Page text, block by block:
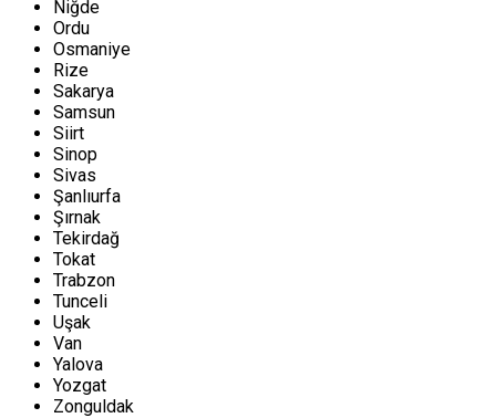
Niğde
Ordu
Osmaniye
Rize
Sakarya
Samsun
Siirt
Sinop
Sivas
Şanlıurfa
Şırnak
Tekirdağ
Tokat
Trabzon
Tunceli
Uşak
Van
Yalova
Yozgat
Zonguldak